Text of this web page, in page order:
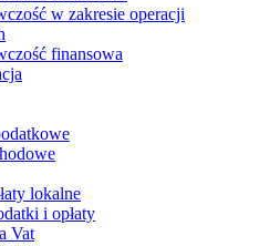
w zakresie operacji
finansowa
lokalne
i opłaty
Vat